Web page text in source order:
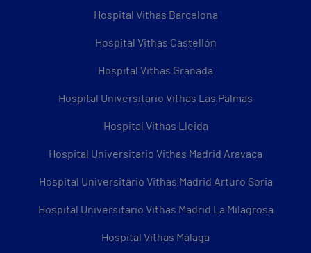
Hospital Vithas Barcelona
Hospital Vithas Castellón
Hospital Vithas Granada
Hospital Universitario Vithas Las Palmas
Hospital Vithas Lleida
Hospital Universitario Vithas Madrid Aravaca
Hospital Universitario Vithas Madrid Arturo Soria
Hospital Universitario Vithas Madrid La Milagrosa
Hospital Vithas Málaga